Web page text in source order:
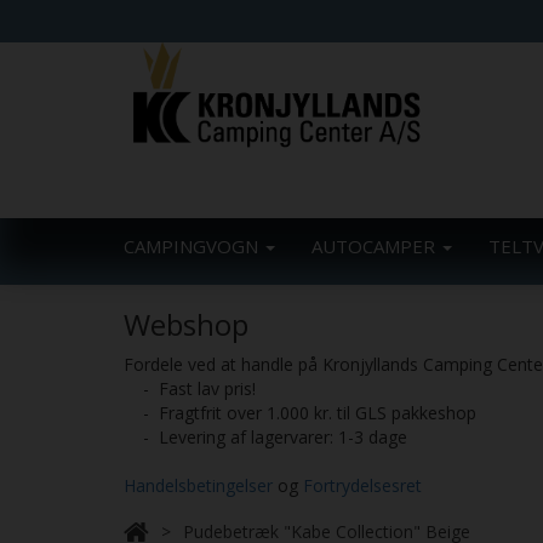
CAMPINGVOGN AUTOCAMPER
Webshop
Fordele ved at handle på Kronjyllands Camping
- Fast lav pris!
- Fragtfrit over 1.000 kr. til GLS pakkeshop
- Levering af lagervarer: 1-3 dage
Handelsbetingelser og Fortrydelsesret
Pudebetræk "Kabe Collection" Beige